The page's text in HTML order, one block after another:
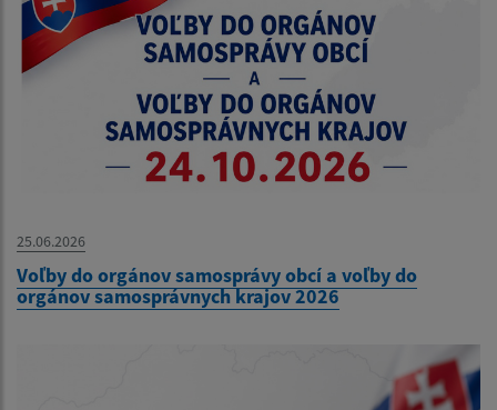
25.06.2026
Voľby do orgánov samosprávy obcí a voľby do
orgánov samosprávnych krajov 2026